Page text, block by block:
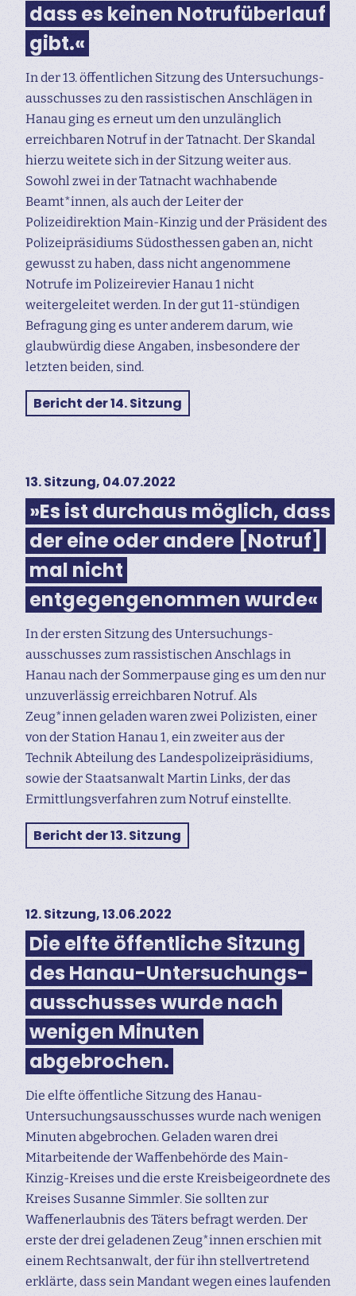
dass es keinen Notrufüberlauf
gibt.«
In der 13. öffentlichen Sitzung des Untersuchungs­
ausschusses zu den rassistischen Anschlägen in
Hanau ging es erneut um den unzulänglich
erreichbaren Notruf in der Tatnacht. Der Skandal
hierzu weitete sich in der Sitzung weiter aus.
Sowohl zwei in der Tatnacht wachhabende
Beamt*innen, als auch der Leiter der
Polizeidirektion Main-Kinzig und der Präsident des
Polizeipräsidiums Südosthessen gaben an, nicht
gewusst zu haben, dass nicht angenommene
Notrufe im Polizeirevier Hanau 1 nicht
weitergeleitet werden. In der gut 11-stündigen
Befragung ging es unter anderem darum, wie
glaubwürdig diese Angaben, insbesondere der
letzten beiden, sind.
Bericht der 14. Sitzung
13. Sitzung, 04.07.2022
»Es ist durchaus möglich, dass
der eine oder andere [Notruf]
mal nicht
entgegengenommen wurde«
In der ersten Sitzung des Untersuchungs­
ausschusses zum rassistischen Anschlags in
Hanau nach der Sommerpause ging es um den nur
unzuverlässig erreichbaren Notruf. Als
Zeug*innen geladen waren zwei Polizisten, einer
von der Station Hanau 1, ein zweiter aus der
Technik Abteilung des Landespolizeipräsidiums,
sowie der Staatsanwalt Martin Links, der das
Ermittlungs­verfahren zum Notruf einstellte.
Bericht der 13. Sitzung
12. Sitzung, 13.06.2022
Die elfte öffentliche Sitzung
des Hanau-Untersuchungs­
ausschusses wurde nach
wenigen Minuten
abgebrochen.
Die elfte öffentliche Sitzung des Hanau-
Untersuchungs­ausschusses wurde nach wenigen
Minuten abgebrochen. Geladen waren drei
Mitarbeitende der Waffenbehörde des Main-
Kinzig-Kreises und die erste Kreisbeigeordnete des
Kreises Susanne Simmler. Sie sollten zur
Waffenerlaubnis des Täters befragt werden. Der
erste der drei geladenen Zeug*innen erschien mit
einem Rechtsanwalt, der für ihn stellvertretend
erklärte, dass sein Mandant wegen eines laufenden